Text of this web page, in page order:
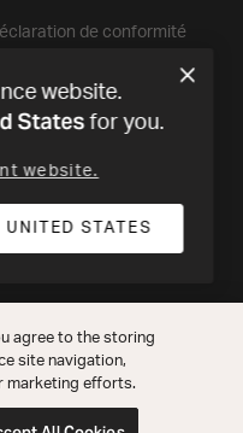
de conformité
International Industries,
reserved.
website.
Statesfor you.
website.
UNITED STATES
agree to the storing
site navigation,
marketing efforts.